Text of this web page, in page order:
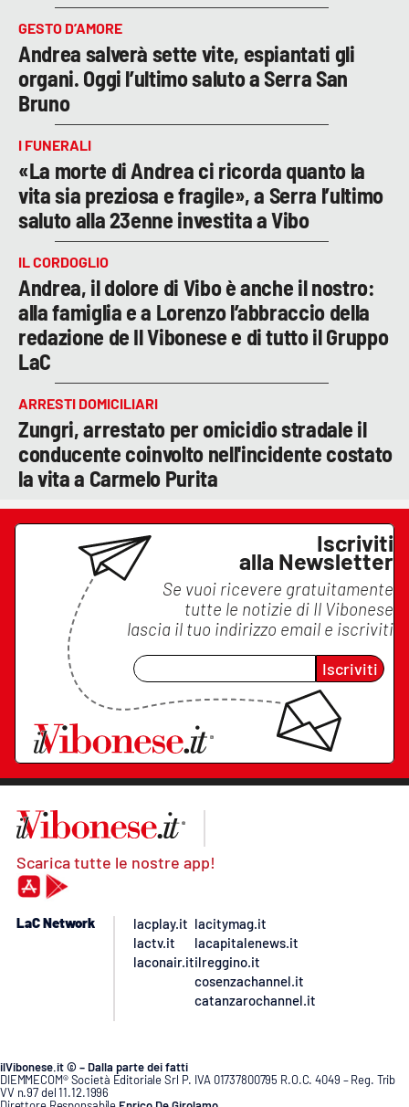
GESTO D’AMORE
Andrea salverà sette vite, espiantati gli
organi. Oggi l’ultimo saluto a Serra San
Bruno
I FUNERALI
«La morte di Andrea ci ricorda quanto la
vita sia preziosa e fragile», a Serra l’ultimo
saluto alla 23enne investita a Vibo
IL CORDOGLIO
Andrea, il dolore di Vibo è anche il nostro:
alla famiglia e a Lorenzo l’abbraccio della
redazione de Il Vibonese e di tutto il Gruppo
LaC
ARRESTI DOMICILIARI
Zungri, arrestato per omicidio stradale il
conducente coinvolto nell'incidente costato
la vita a Carmelo Purita
Iscriviti
alla Newsletter
Se vuoi ricevere gratuitamente
tutte le notizie di Il Vibonese
lascia il tuo indirizzo email e iscriviti
Iscriviti
Scarica tutte le nostre app!
LaC Network
lacplay.it
lactv.it
laconair.it
lacitymag.it
lacapitalenews.it
ilreggino.it
cosenzachannel.it
catanzarochannel.it
ilVibonese.it © – Dalla parte dei fatti
DIEMMECOM® Società Editoriale Srl P. IVA 01737800795 R.O.C. 4049 – Reg. Trib
VV n.97 del 11.12.1996